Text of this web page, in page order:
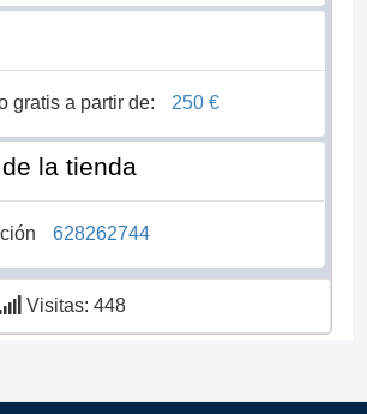
gratis a partir de: 250 €
la tienda
628262744
Visitas: 448